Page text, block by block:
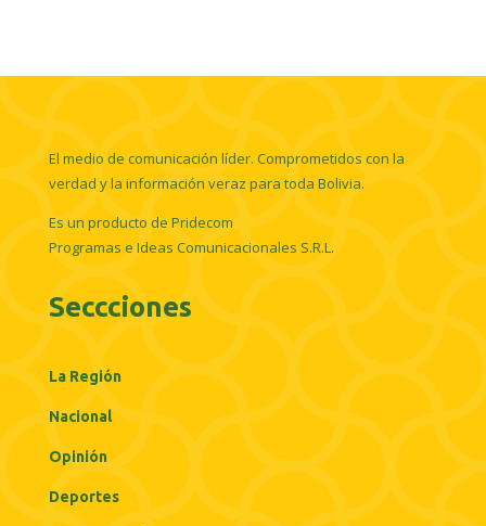
El medio de comunicación líder. Comprometidos con la
verdad y la información veraz para toda Bolivia.
Es un producto de Pridecom
Programas e Ideas Comunicacionales S.R.L.
Seccciones
La Región
Nacional
Opinión
Deportes